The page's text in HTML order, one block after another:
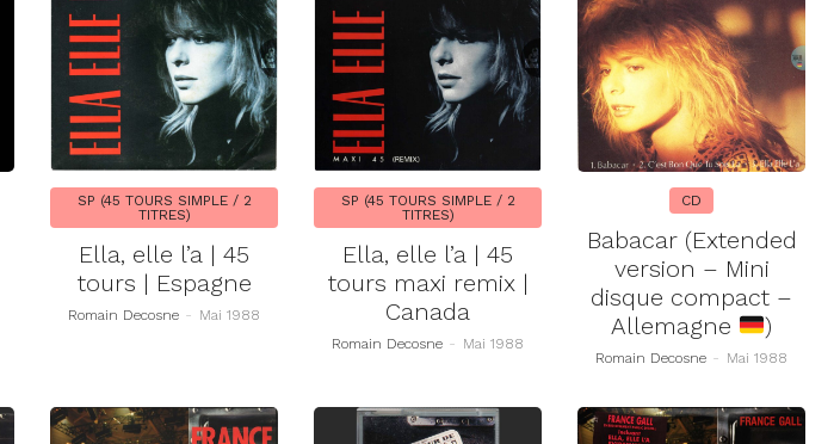
SP (45 TOURS SIMPLE / 2
TITRES)
Ella, elle l’a | 45
tours | Espagne
Romain Decosne - Mai 1988
SP (45 TOURS SIMPLE / 2
TITRES)
Ella, elle l’a | 45
tours maxi remix |
Canada
Romain Decosne - Mai 1988
CD
Babacar (Extended
version – Mini
disque compact –
Allemagne
)
Romain Decosne - Mai 1988